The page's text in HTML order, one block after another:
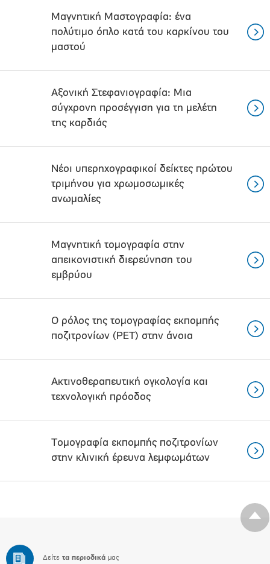
Μαγνητική Μαστογραφία: ένα
πολύτιμο όπλο κατά του καρκίνου του
μαστού
Αξονική Στεφανιογραφία: Μια
σύγχρονη προσέγγιση για τη μελέτη
της καρδιάς
Νέοι υπερηχογραφικοί δείκτες πρώτου
τριμήνου για χρωμοσωμικές
ανωμαλίες
Μαγνητική τομογραφία στην
απεικονιστική διερεύνηση του
εμβρύου
Ο ρόλος της τομογραφίας εκπομπής
ποζιτρονίων (ΡΕΤ) στην άνοια
Ακτινοθεραπευτική oγκολογία και
τεχνολογική πρόοδος
Τομογραφία εκπομπής ποζιτρονίων
στην κλινική έρευνα λεμφωμάτων
Δείτε τα περιοδικά μας